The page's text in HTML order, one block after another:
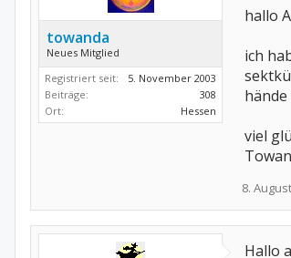
towanda
Neues Mitglied
Registriert seit:
5. November 2003
Beiträge:
308
Ort:
Hessen
hallo
ich
viel
8.
Hallo